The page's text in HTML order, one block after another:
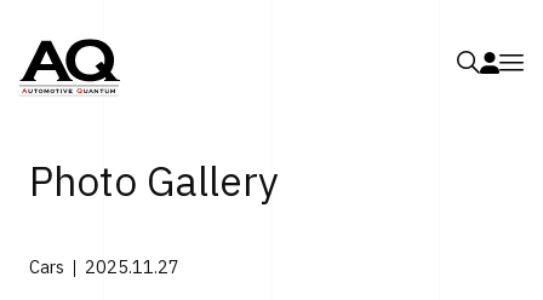
Photo Gallery
Cars 2025.11.27